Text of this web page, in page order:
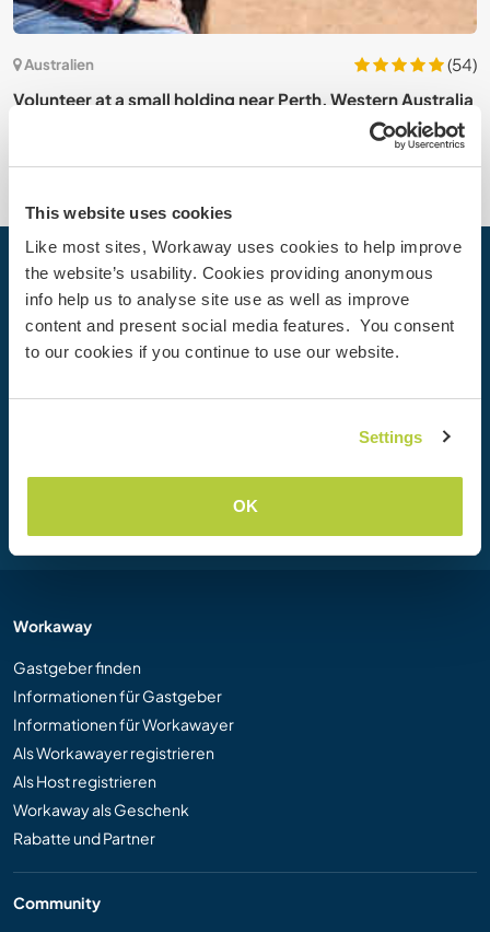
This website uses cookies
Like most sites, Workaway uses cookies to help improve
the website’s usability. Cookies providing anonymous
info help us to analyse site use as well as improve
content and present social media features. You consent
to our cookies if you continue to use our website.
Settings
OK
Australien
(54)
Volunteer at a small holding near Perth, Western Australia
Dein nächstes Abenteuer beginnt
heute
Werde heute Mitglied der Workaway-Community und
Möglichkeiten weltweit.
Workaway
Gastgeber finden
Informationen für Gastgeber
Informationen für Workawayer
Als Workawayer registrieren
Als Host registrieren
Workaway als Geschenk
Rabatte und Partner
Community